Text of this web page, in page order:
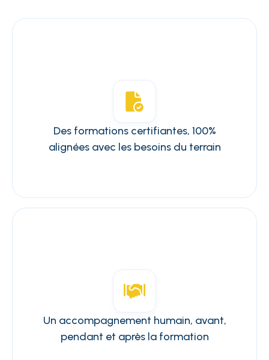
Des formations certifiantes, 100%
alignées avec les besoins du terrain
Un accompagnement humain, avant,
pendant et après la formation